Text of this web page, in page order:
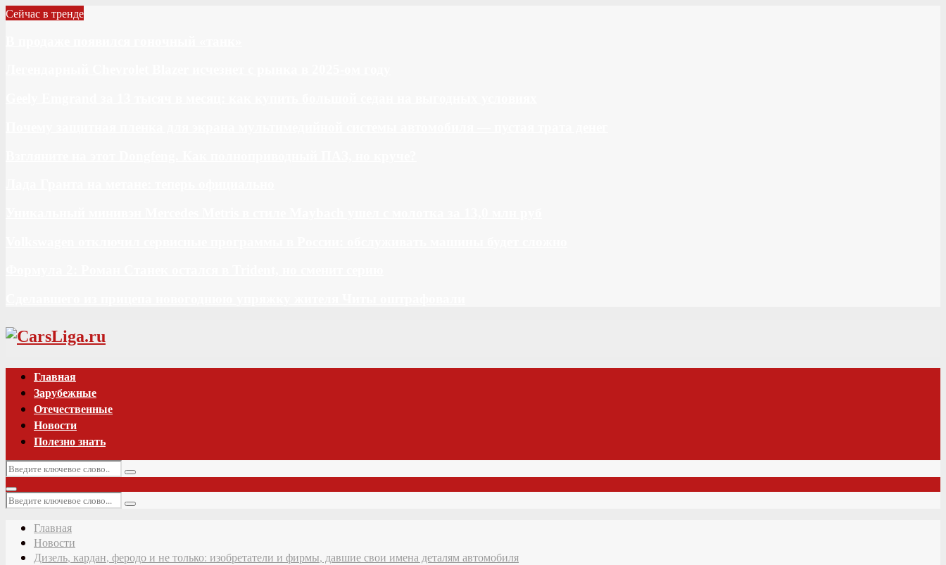
Сейчас в тренде
Vk
Главная
Зарубежные
Отечественные
Новости
Полезно знать
Искать:
Поиск
Основное
меню
Искать:
Поиск
Главная
Новости
Дизель, кардан, феродо и не только: изобретатели и фирмы, давшие свои имена деталям автомобиля